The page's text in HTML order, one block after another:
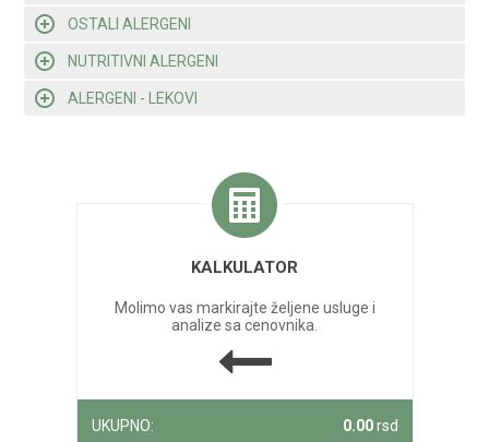
OSTALI ALERGENI
NUTRITIVNI ALERGENI
ALERGENI - LEKOVI
KALKULATOR
Molimo vas markirajte željene usluge i
analize sa cenovnika.
UKUPNO: 0.00rsd